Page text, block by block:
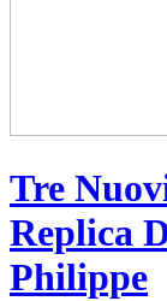
Tre
Replica
Philippe